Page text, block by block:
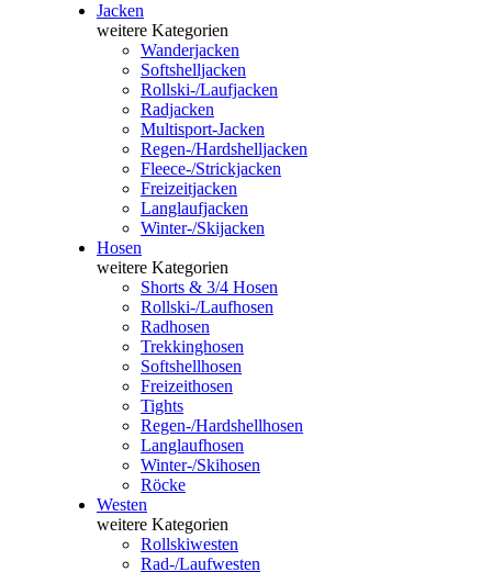
Jacken
weitere Kategorien
Wanderjacken
Softshelljacken
Rollski-/Laufjacken
Radjacken
Multisport-Jacken
Regen-/Hardshelljacken
Fleece-/Strickjacken
Freizeitjacken
Langlaufjacken
Winter-/Skijacken
Hosen
weitere Kategorien
Shorts & 3/4 Hosen
Rollski-/Laufhosen
Radhosen
Trekkinghosen
Softshellhosen
Freizeithosen
Tights
Regen-/Hardshellhosen
Langlaufhosen
Winter-/Skihosen
Röcke
Westen
weitere Kategorien
Rollskiwesten
Rad-/Laufwesten